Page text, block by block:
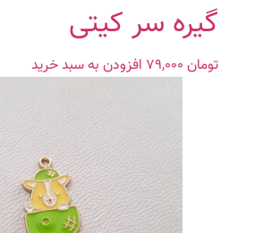
گیره سر کیتی
تومان افزودن به سبد خرید